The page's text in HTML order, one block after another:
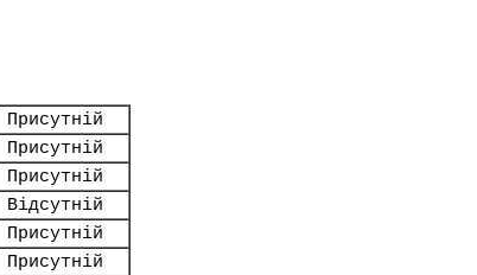
Присутній
Присутній
Присутній
Відсутній
Присутній
Присутній